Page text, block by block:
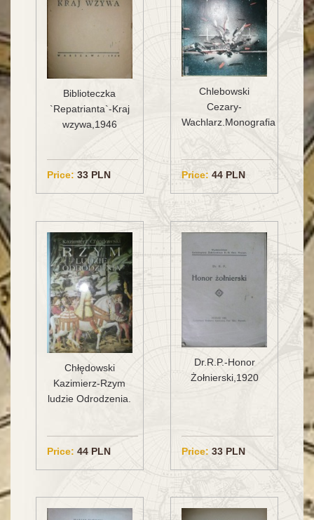
Biblioteczka
`Repatrianta`-Kraj
wzywa,1946
Price: 33 PLN
Chlebowski
Cezary-
Wachlarz.Monografia
Price: 44 PLN
Chłędowski
Kazimierz-Rzym
ludzie Odrodzenia.
Price: 44 PLN
Dr.R.P.-Honor
Żołnierski,1920
Price: 33 PLN